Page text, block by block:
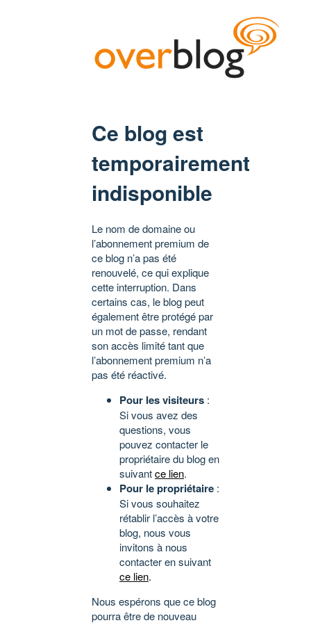
Ce blog est
temporairement
indisponible
Le nom de domaine ou
l’abonnement premium de
ce blog n’a pas été
renouvelé, ce qui explique
cette interruption. Dans
certains cas, le blog peut
également être protégé par
un mot de passe, rendant
son accès limité tant que
l’abonnement premium n’a
pas été réactivé.
Pour les visiteurs :
Si vous avez des
questions, vous
pouvez contacter le
propriétaire du blog en
suivantce lien.
Pour le propriétaire :
Si vous souhaitez
rétablir l’accès à votre
blog, nous vous
invitons à nous
contacter en suivant
ce lien.
Nous espérons que ce blog
pourra être de nouveau